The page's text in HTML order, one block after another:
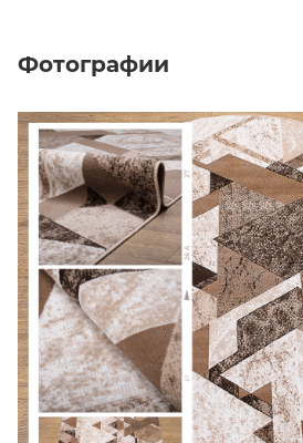
Фотографии